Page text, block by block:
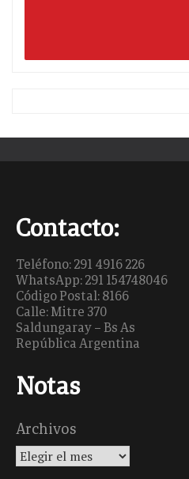
Contacto:
Teléfono: 291 4916 226
WhatsApp: 291 154748046
Código Postal: 8166
Calle: Mitre 370
Saldungaray – Bs As
República Argentina
Notas
Archivos